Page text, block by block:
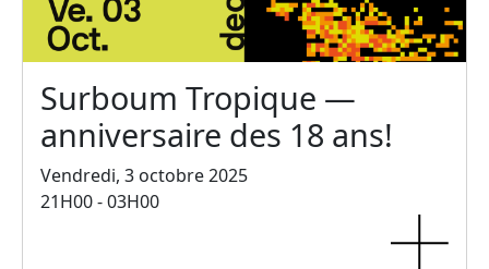
Surboum Tropique —
anniversaire des 18 ans!
Vendredi, 3 octobre 2025
21H00 - 03H00